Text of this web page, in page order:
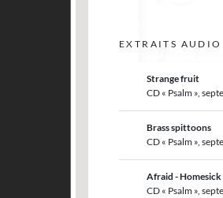
EXTRAITS AUDIO
Strange fruit
CD « Psalm »,
Brass spittoons
CD « Psalm »,
Afraid - Homesick
CD « Psalm »,